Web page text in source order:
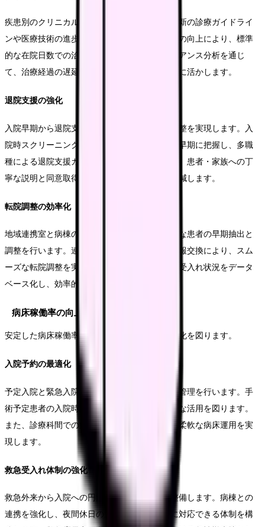
疾患別のクリニカルパスを定期的に見直し、最新の診療ガイドライ
ンや医療技術の進歩を反映します。パス適用率の向上により、標準
的な在院日数での治療完了を目指します。バリアンス分析を通じ
て、治療経過の遅延要因を特定し、パスの改善に活かします。
退院支援の強化
入院早期から退院支援を開始し、円滑な退院調整を実現します。入
院時スクリーニングにより支援が必要な患者を早期に把握し、多職
種による退院支援カンファレンスを実施します。患者・家族への丁
寧な説明と同意取得により、退院への不安を軽減します。
転院調整の効率化
地域連携室と病棟の連携を強化し、転院が必要な患者の早期抽出と
調整を行います。連携医療機関との定期的な情報交換により、スム
ーズな転院調整を実現します。また、転院先の受入れ状況をデータ
ベース化し、効率的な調整を可能とします。
病床稼働率の向上
安定した病床稼働率の維持により、収益の最大化を図ります。
入院予約の最適化
予定入院と緊急入院のバランスを考慮した病床管理を行います。手
術予定患者の入院時期を調整し、病床の効率的な活用を図ります。
また、診療科間での病床融通ルールを整備し、柔軟な病床運用を実
現します。
救急受入れ体制の強化
救急外来から入院への円滑な受け入れ体制を整備します。病棟との
連携を強化し、夜間休日の緊急入院にも迅速に対応できる体制を構